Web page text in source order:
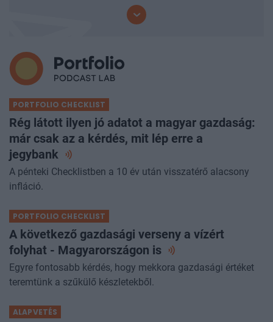
PORTFOLIO CHECKLIST
Rég látott ilyen jó adatot a magyar gazdaság:
már csak az a kérdés, mit lép erre a
jegybank
A pénteki Checklistben a 10 év után visszatérő alacsony
infláció.
PORTFOLIO CHECKLIST
A következő gazdasági verseny a vízért
folyhat - Magyarországon is
Egyre fontosabb kérdés, hogy mekkora gazdasági értéket
teremtünk a szűkülő készletekből.
ALAPVETÉS